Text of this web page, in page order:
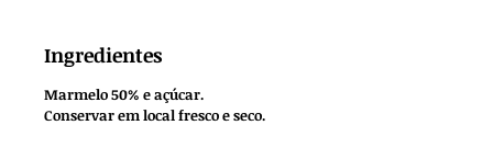
Ingredientes
Marmelo 50% e açúcar.
Conservar em local fresco e seco.